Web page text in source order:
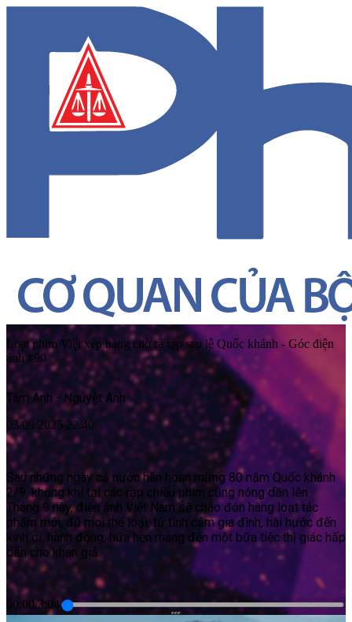
Loạt phim Việt xếp hàng chờ ra rạp sau lễ Quốc khánh - Góc điện
ảnh #90
Tâm Anh - Nguyệt Anh
03/09/2025 22:40
Sau những ngày cả nước hân hoan mừng 80 năm Quốc khánh
2/9, không khí tại các rạp chiếu phim cũng nóng dần lên.
Tháng 9 này, điện ảnh Việt Nam sẽ chào đón hàng loạt tác
phẩm mới, đủ mọi thể loại, từ tình cảm gia đình, hài hước đến
kinh dị, hành động, hứa hẹn mang đến một bữa tiệc thị giác hấp
dẫn cho khán giả.
00:00/3:04